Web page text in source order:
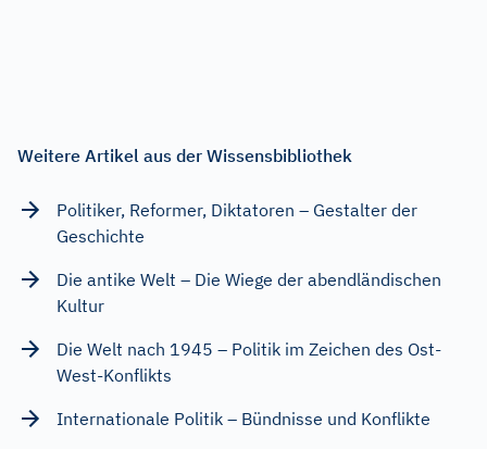
Weitere Artikel aus der Wissensbibliothek
Politiker, Reformer, Diktatoren – Gestalter der
Geschichte
Die antike Welt – Die Wiege der abendländischen
Kultur
Die Welt nach 1945 – Politik im Zeichen des Ost-
West-Konflikts
Internationale Politik – Bündnisse und Konflikte